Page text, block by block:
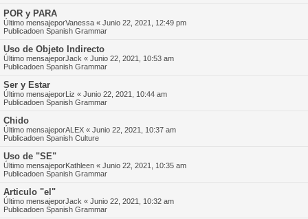
POR y PARA
Último mensajeporVanessa « Junio 22, 2021, 12:49 pm
Publicadoen Spanish Grammar
Uso de Objeto Indirecto
Último mensajeporJack « Junio 22, 2021, 10:53 am
Publicadoen Spanish Grammar
Ser y Estar
Último mensajeporLiz « Junio 22, 2021, 10:44 am
Publicadoen Spanish Grammar
Chido
Último mensajeporALEX « Junio 22, 2021, 10:37 am
Publicadoen Spanish Culture
Uso de "SE"
Último mensajeporKathleen « Junio 22, 2021, 10:35 am
Publicadoen Spanish Grammar
Articulo "el"
Último mensajeporJack « Junio 22, 2021, 10:32 am
Publicadoen Spanish Grammar